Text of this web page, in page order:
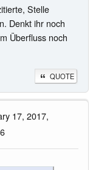
Stelle
Denkt ihr noch
Überfluss noch
QUOTE
17, 2017,